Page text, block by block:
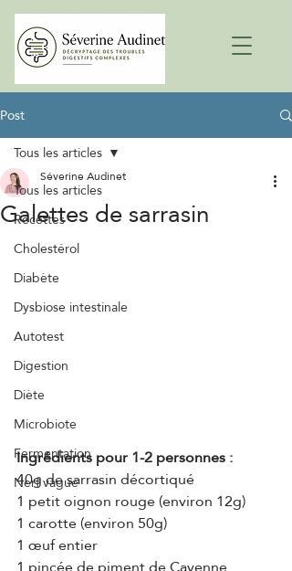
Post
Tous les articles
Recettes
Cholestérol
Diabète
Dysbiose intestinale
Autotest
Digestion
Diète
Microbiote
Fermentation
Nerf vague
Tous les articles
Galettes de sarrasin
Séverine Audinet
Ingrédients pour 1-2 personnes :
40g de sarrasin décortiqué
1 petit oignon rouge (environ 12g)
1 carotte (environ 50g)
1 œuf entier